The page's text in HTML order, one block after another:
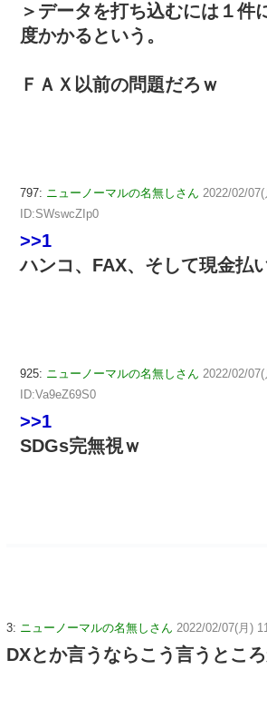
＞データを打ち込むには１件
度かかるという。
ＦＡＸ以前の問題だろｗ
797: ニューノーマルの名無しさん 2022/02/
ID:SWswcZIp0
>>1
ハンコ、FAX、そして現金払
925: ニューノーマルの名無しさん 2022/02/
ID:Va9eZ69S0
>>1
SDGs完無視ｗ
3: ニューノーマルの名無しさん 2022/02/07(月)
DXとか言うならこう言うとこ